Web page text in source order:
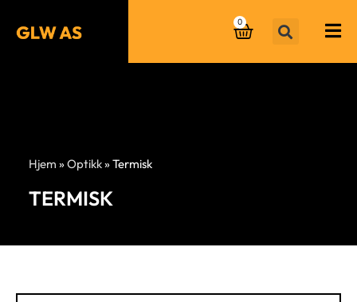
0
Hjem »Optikk»Termisk
TERMISK